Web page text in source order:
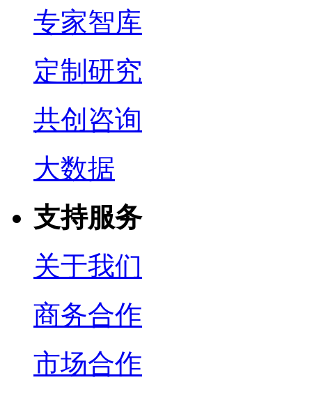
专家智库
定制研究
共创咨询
大数据
支持服务
关于我们
商务合作
市场合作